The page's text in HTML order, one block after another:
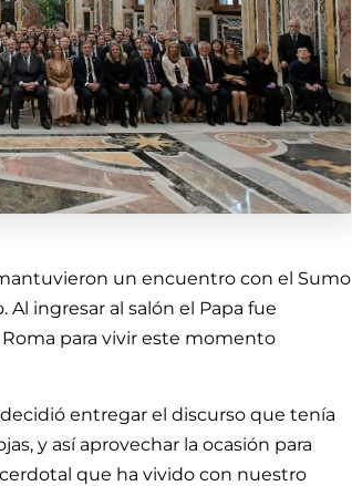
un encuentro con el Sumo
ingresar al salón el Papa fue
para vivir este momento
entregar el discurso que tenía
y así aprovechar la ocasión para
que ha vivido con nuestro